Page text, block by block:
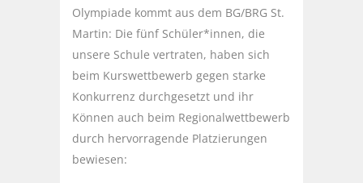
Olympiade kommt aus dem BG/BRG St.
Martin: Die fünf Schüler*innen, die
unsere Schule vertraten, haben sich
beim Kurswettbewerb gegen starke
Konkurrenz durchgesetzt und ihr
Können auch beim Regionalwettbewerb
durch hervorragende Platzierungen
bewiesen: